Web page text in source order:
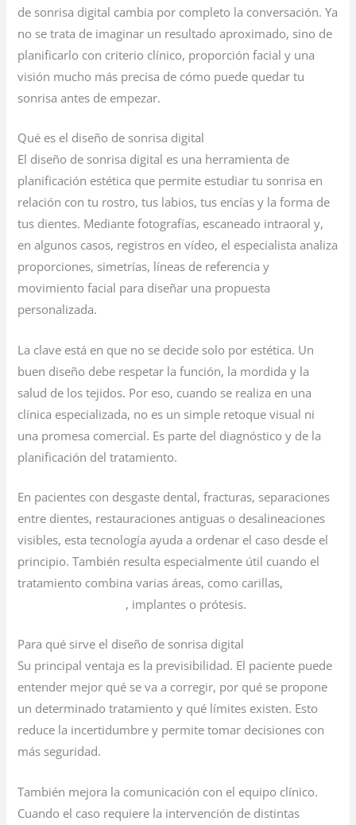
de sonrisa digital cambia por completo la conversación. Ya
no se trata de imaginar un resultado aproximado, sino de
planificarlo con criterio clínico, proporción facial y una
visión mucho más precisa de cómo puede quedar tu
sonrisa antes de empezar.
Qué es el diseño de sonrisa digital
El diseño de sonrisa digital es una herramienta de
planificación estética que permite estudiar tu sonrisa en
relación con tu rostro, tus labios, tus encías y la forma de
tus dientes. Mediante fotografías, escaneado intraoral y,
en algunos casos, registros en vídeo, el especialista analiza
proporciones, simetrías, líneas de referencia y
movimiento facial para diseñar una propuesta
personalizada.
La clave está en que no se decide solo por estética. Un
buen diseño debe respetar la función, la mordida y la
salud de los tejidos. Por eso, cuando se realiza en una
clínica especializada, no es un simple retoque visual ni
una promesa comercial. Es parte del diagnóstico y de la
planificación del tratamiento.
En pacientes con desgaste dental, fracturas, separaciones
entre dientes, restauraciones antiguas o desalineaciones
visibles, esta tecnología ayuda a ordenar el caso desde el
principio. También resulta especialmente útil cuando el
tratamiento combina varias áreas, como carillas,
, implantes o prótesis.
Para qué sirve el diseño de sonrisa digital
Su principal ventaja es la previsibilidad. El paciente puede
entender mejor qué se va a corregir, por qué se propone
un determinado tratamiento y qué límites existen. Esto
reduce la incertidumbre y permite tomar decisiones con
más seguridad.
También mejora la comunicación con el equipo clínico.
Cuando el caso requiere la intervención de distintas